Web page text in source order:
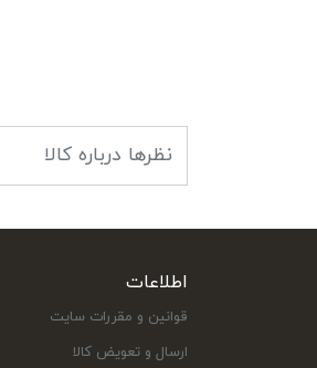
نظرها درباره کالا
اطلاعات
قوانین و مقررات سایت
ارسال و تعویض کالا